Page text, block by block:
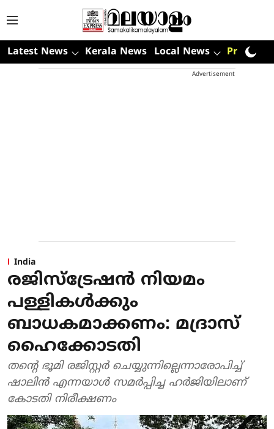
Latest News Kerala News Local News Premium
Advertisement
India
രജിസ്‌ട്രേഷന്‍ നിയമം
പള്ളികള്‍ക്കും
ബാധകമാക്കണം: മദ്രാസ്
ഹൈക്കോടതി
തന്റെ ഭൂമി രജിസ്റ്റര്‍ ചെയ്യുന്നില്ലെന്നാരോപിച്ച്
ഷാലിന്‍ എന്നയാള്‍ സമര്‍പ്പിച്ച ഹര്‍ജിയിലാണ്
കോടതി നിരീക്ഷണം